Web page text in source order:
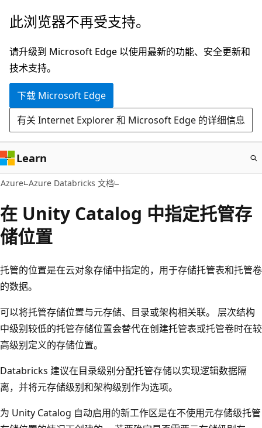
跳
主
要
内
此浏览器不再受支持。
请升级到 Microsoft Edge 以使用最新的功能、安全更新和
技术支持。
下载 Microsoft Edge
有关 Internet Explorer 和 Microsoft Edge 的详细信息
Learn
Azure Azure Databricks 文档
在 Unity Catalog 中指定托管存
储位置
托管的位置是在云对象存储中指定的，用于存储托管表和托管卷
的数据。
可以将托管存储位置与元存储、目录或架构相关联。 层次结构
中级别较低的托管存储位置会替代在创建托管表或托管卷时在较
高级别定义的存储位置。
Databricks 建议在目录级别分配托管存储以实现逻辑数据隔
离，并将元存储级别和架构级别作为选项。
为 Unity Catalog 自动启用的新工作区是在不使用元存储级托管